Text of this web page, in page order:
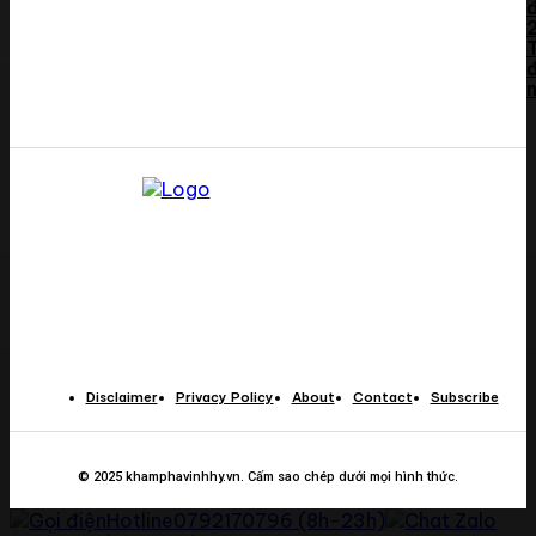
Disclaimer Privacy Policy About Contact Subscribe
© 2025 khamphavinhhy.vn. Cấm sao chép dưới mọi hình thức.